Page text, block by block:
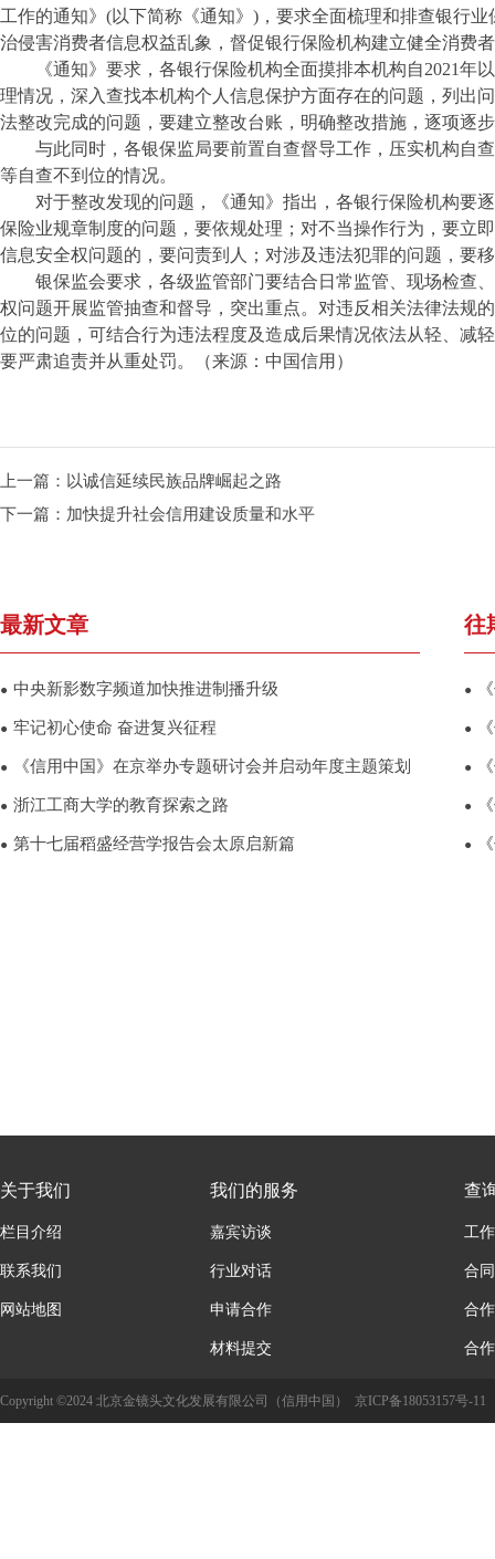
工作的通知》(以下简称《通知》)，要求全面梳理和排查银行
治侵害消费者信息权益乱象，督促银行保险机构建立健全消费
《通知》要求，各银行保险机构全面摸排本机构自2021年
理情况，深入查找本机构个人信息保护方面存在的问题，列出
法整改完成的问题，要建立整改台账，明确整改措施，逐项逐
与此同时，各银保监局要前置自查督导工作，压实机构自
等自查不到位的情况。
对于整改发现的问题，《通知》指出，各银行保险机构要
保险业规章制度的问题，要依规处理；对不当操作行为，要立
信息安全权问题的，要问责到人；对涉及违法犯罪的问题，要
银保监会要求，各级监管部门要结合日常监管、现场检查
权问题开展监管抽查和督导，突出重点。对违反相关法律法规
位的问题，可结合行为违法程度及造成后果情况依法从轻、减
要严肃追责并从重处罚。（来源： 中国信用 ）
上一篇： 以诚信延续民族品牌崛起之路
下一篇： 加快提升社会信用建设质量和水平
最新文章
● 中央新影数字频道加快推进制播升级
● 牢记初心使命 奋进复兴征程
● 《信用中国》在京举办专题研讨会并启动年度主题策划
● 浙江工商大学的教育探索之路
● 第十七届稻盛经营学报告会太原启新篇
往
●
●
●
●
●
关于我们
栏目介绍
联系我们
网站地图
我们的服务
嘉宾访谈
行业对话
申请合作
材料提交
查
工
合
合
合
Copyright ©2024 北京金镜头文化发展有限公司（信用中国） 京ICP备18053157号-11